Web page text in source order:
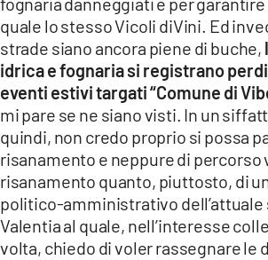
quale lo stesso Vicoli diVini. Ed
strade siano ancora piene di buche,
idrica e fognaria si registrano
eventi estivi targati “Comune di
mi pare se ne siano visti. In un
quindi, non credo proprio si possa
risanamento e neppure di percorso
risanamento quanto, piuttosto, di
politico-amministrativo dell’attuale
Valentia al quale, nell’interesse
volta, chiedo di voler rassegnare le